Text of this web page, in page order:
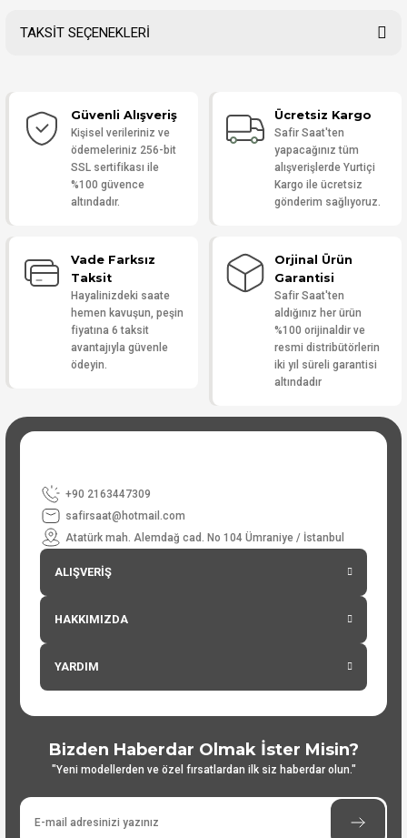
Yorum Yaz
TAKSİT SEÇENEKLERİ
Güvenli Alışveriş
Kişisel verileriniz ve
ödemeleriniz 256-bit
SSL sertifikası ile
%100 güvence
altındadır.
Ücretsiz Kargo
Safir Saat'ten
yapacağınız tüm
alışverişlerde Yurtiçi
Kargo ile ücretsiz
gönderim sağlıyoruz.
Vade Farksız
Taksit
Hayalinizdeki saate
hemen kavuşun, peşin
fiyatına 6 taksit
avantajıyla güvenle
ödeyin.
Orjinal Ürün
Garantisi
Safir Saat'ten
aldığınız her ürün
%100 orijinaldir ve
resmi distribütörlerin
iki yıl süreli garantisi
altındadır
+90 2163447309
safirsaat@hotmail.com
Atatürk mah. Alemdağ cad. No 104 Ümraniye / İstanbul
ALIŞVERİŞ
HAKKIMIZDA
YARDIM
Bizden Haberdar Olmak İster Misin?
"Yeni modellerden ve özel fırsatlardan ilk siz haberdar olun."